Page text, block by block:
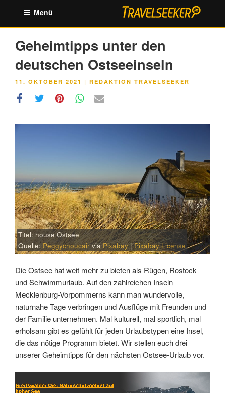
springen
Menü
Geheimtipps unter den
deutschen Ostseeinseln
VERÖFFENTLICHT
11. OKTOBER 2021 | REDAKTION TRAVELSEEKER
Titel: house Ostsee
Quelle: PeggychoucairviaPixabay|Pixabay License
Die Ostsee hat weit mehr zu bieten als Rügen, Rostock
und Schwimmurlaub. Auf den zahlreichen Inseln
Mecklenburg-Vorpommerns kann man wundervolle,
naturnahe Tage verbringen und Ausflüge mit Freunden und
der Familie unternehmen. Mal kulturell, mal sportlich, mal
erholsam gibt es gefühlt für jeden Urlaubstypen eine Insel,
die das nötige Programm bietet. Wir stellen euch drei
unserer Geheimtipps für den nächsten Ostsee-Urlaub vor.